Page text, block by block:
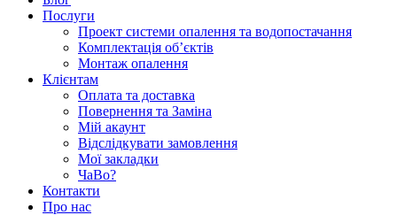
Послуги
Проект системи опалення та водопостачання
Комплектація об’єктів
Монтаж опалення
Клієнтам
Оплата та доставка
Повернення та Заміна
Мій акаунт
Відслідкувати замовлення
Мої закладки
ЧаВо?
Контакти
Про нас